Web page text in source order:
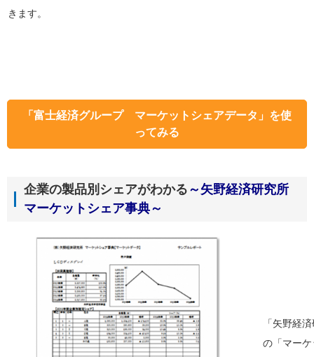
きます。
「富士経済グループ マーケットシェアデータ」を使
ってみる
企業の製品別シェアがわかる ～矢野経済研究所
マーケットシェア事典～
「矢野経
の「マー